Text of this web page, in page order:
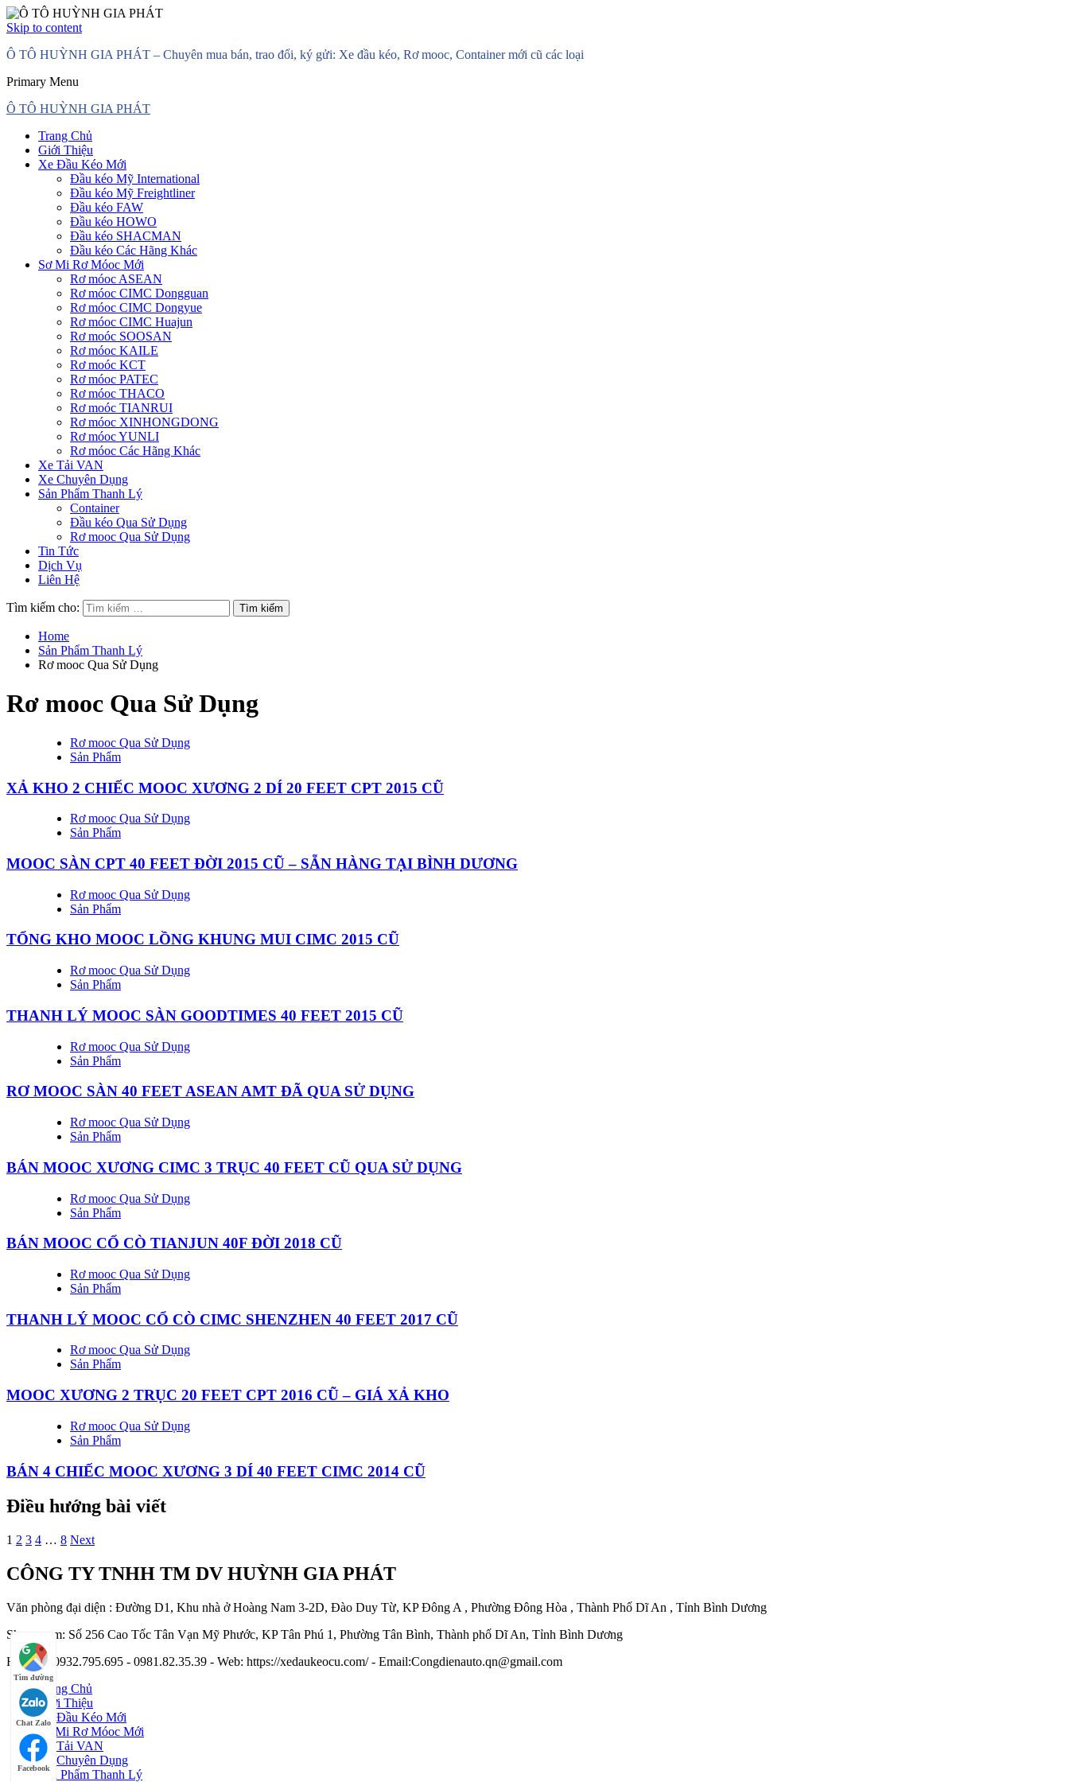
Skip to content
Ô TÔ HUỲNH GIA PHÁT – Chuyên mua bán, trao đổi, ký gửi: Xe đầu kéo, Rơ mooc, Container mới cũ các loại
Primary Menu
Ô TÔ HUỲNH GIA PHÁT
Trang Chủ
Giới Thiệu
Xe Đầu Kéo Mới
Đầu kéo Mỹ International
Đầu kéo Mỹ Freightliner
Đầu kéo FAW
Đầu kéo HOWO
Đầu kéo SHACMAN
Đầu kéo Các Hãng Khác
Sơ Mi Rơ Móoc Mới
Rơ móoc ASEAN
Rơ móoc CIMC Dongguan
Rơ móoc CIMC Dongyue
Rơ móoc CIMC Huajun
Rơ moóc SOOSAN
Rơ móoc KAILE
Rơ moóc KCT
Rơ móoc PATEC
Rơ móoc THACO
Rơ moóc TIANRUI
Rơ móoc XINHONGDONG
Rơ móoc YUNLI
Rơ móoc Các Hãng Khác
Xe Tải VAN
Xe Chuyên Dụng
Sản Phẩm Thanh Lý
Container
Đầu kéo Qua Sử Dụng
Rơ mooc Qua Sử Dụng
Tin Tức
Dịch Vụ
Liên Hệ
Tìm kiếm cho:
Home
Sản Phẩm Thanh Lý
Rơ mooc Qua Sử Dụng
Rơ mooc Qua Sử Dụng
Rơ mooc Qua Sử Dụng
Sản Phẩm
XẢ KHO 2 CHIẾC MOOC XƯƠNG 2 DÍ 20 FEET CPT 2015 CŨ
Rơ mooc Qua Sử Dụng
Sản Phẩm
MOOC SÀN CPT 40 FEET ĐỜI 2015 CŨ – SẴN HÀNG TẠI BÌNH DƯƠNG
Rơ mooc Qua Sử Dụng
Sản Phẩm
TỔNG KHO MOOC LỒNG KHUNG MUI CIMC 2015 CŨ
Rơ mooc Qua Sử Dụng
Sản Phẩm
THANH LÝ MOOC SÀN GOODTIMES 40 FEET 2015 CŨ
Rơ mooc Qua Sử Dụng
Sản Phẩm
RƠ MOOC SÀN 40 FEET ASEAN AMT ĐÃ QUA SỬ DỤNG
Rơ mooc Qua Sử Dụng
Sản Phẩm
BÁN MOOC XƯƠNG CIMC 3 TRỤC 40 FEET CŨ QUA SỬ DỤNG
Rơ mooc Qua Sử Dụng
Sản Phẩm
BÁN MOOC CỔ CÒ TIANJUN 40F ĐỜI 2018 CŨ
Rơ mooc Qua Sử Dụng
Sản Phẩm
THANH LÝ MOOC CỔ CÒ CIMC SHENZHEN 40 FEET 2017 CŨ
Rơ mooc Qua Sử Dụng
Sản Phẩm
MOOC XƯƠNG 2 TRỤC 20 FEET CPT 2016 CŨ – GIÁ XẢ KHO
Rơ mooc Qua Sử Dụng
Sản Phẩm
BÁN 4 CHIẾC MOOC XƯƠNG 3 DÍ 40 FEET CIMC 2014 CŨ
Điều hướng bài viết
1 2 3 4 … 8 Next
CÔNG TY TNHH TM DV HUỲNH GIA PHÁT
Văn phòng đại diện : Đường D1, Khu nhà ở Hoàng Nam 3-2D, Đào Duy Từ, KP Đông A , Phường Đông Hòa , Thành Phố Dĩ An , Tỉnh Bình Dương
Showroom: Số 256 Cao Tốc Tân Vạn Mỹ Phước, KP Tân Phú 1, Phường Tân Bình, Thành phố Dĩ An, Tỉnh Bình Dương
Hotline : 0932.795.695 - 0981.82.35.39 - Web: https://xedaukeocu.com/ - Email:Congdienauto.qn@gmail.com
Tìm đường
Chat Zalo
Facebook
Trang Chủ
Giới Thiệu
Xe Đầu Kéo Mới
Sơ Mi Rơ Móoc Mới
Xe Tải VAN
Xe Chuyên Dụng
Sản Phẩm Thanh Lý